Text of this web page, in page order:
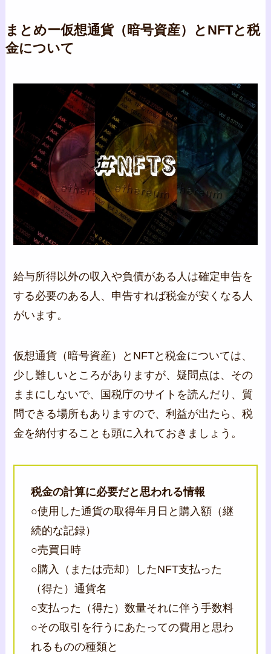
まとめー仮想通貨（暗号資産）とNFTと税
金について
給与所得以外の収入や負債がある人は確定申告を
する必要のある人、申告すれば税金が安くなる人
がいます。
仮想通貨（暗号資産）とNFTと税金については、
少し難しいところがありますが、疑問点は、その
ままにしないで、国税庁のサイトを読んだり、質
問できる場所もありますので、利益が出たら、税
金を納付することも頭に入れておきましょう。
税金の計算に必要だと思われる情報
○使用した通貨の取得年月日と購入額（継
続的な記録）
○売買日時
○購入（または売却）したNFT支払った
（得た）通貨名
○支払った（得た）数量それに伴う手数料
○その取引を行うにあたっての費用と思わ
れるものの種類と